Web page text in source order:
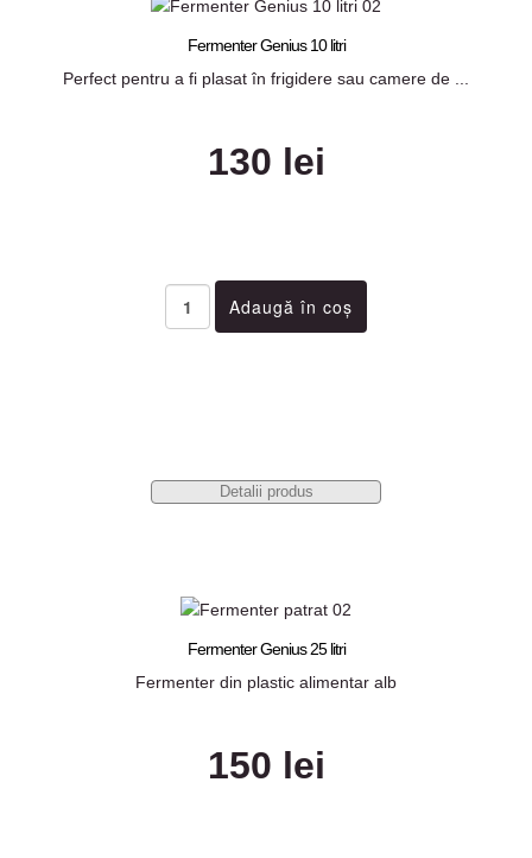
Fermenter Genius 10 litri
Perfect pentru a fi plasat în frigidere sau camere de ...
130 lei
Detalii produs
Fermenter Genius 25 litri
Fermenter din plastic alimentar alb
150 lei